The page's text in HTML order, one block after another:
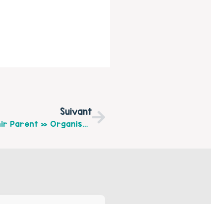
Suivant
Forum « Bien Vivre Sa Grossesse Et Devenir Parent » Organisé Par La Caisse D’Allocations Familiales De Carvin